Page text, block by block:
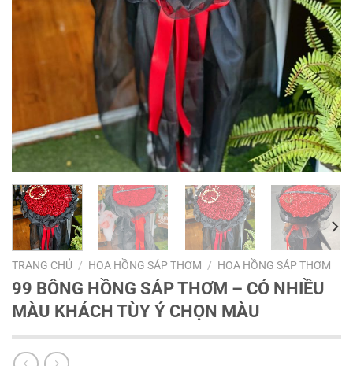
TRANG CHỦ / HOA HỒNG SÁP THƠM / HOA HỒNG SÁP THƠM
99 BÔNG HỒNG SÁP THƠM – CÓ NHIỀU
MÀU KHÁCH TÙY Ý CHỌN MÀU